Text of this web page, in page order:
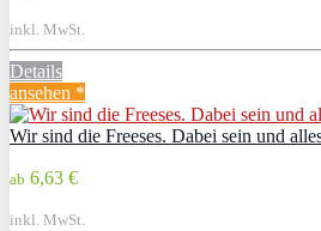
inkl. MwSt.
Details
ansehen *
Wir sind die Freeses. Dabei sein und
ab 6,63 €
inkl. MwSt.